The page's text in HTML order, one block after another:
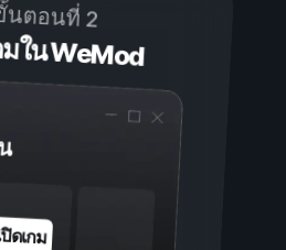
นตอนที่ 2
มใน WeMod
ปิดเกม